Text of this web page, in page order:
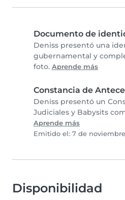
Documento de
Deniss presentó una
gubernamental y
foto. Aprende más
Constancia de
Deniss presentó un
Judiciales y Babysits
Aprende más
Emitido el: 7 de
Disponibilidad